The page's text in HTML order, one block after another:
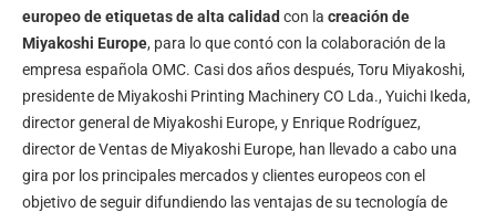
europeo de etiquetas de alta calidad con la creación de
Miyakoshi Europe, para lo que contó con la colaboración de la
empresa española OMC. Casi dos años después, Toru Miyakoshi,
presidente de Miyakoshi Printing Machinery CO Lda., Yuichi Ikeda,
director general de Miyakoshi Europe, y Enrique Rodríguez,
director de Ventas de Miyakoshi Europe, han llevado a cabo una
gira por los principales mercados y clientes europeos con el
objetivo de seguir difundiendo las ventajas de su tecnología de